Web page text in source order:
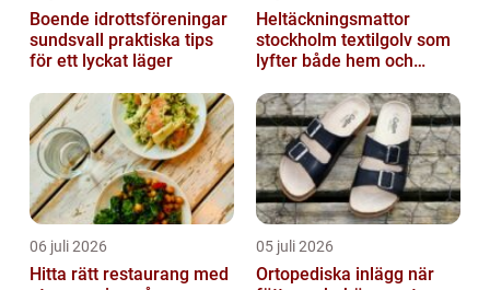
Boende idrottsföreningar
sundsvall praktiska tips
för ett lyckat läger
Heltäckningsmattor
stockholm textilgolv som
lyfter både hem och
06 juli 2026
Hitta rätt restaurang med
05 juli 2026
Ortopediska inlägg när